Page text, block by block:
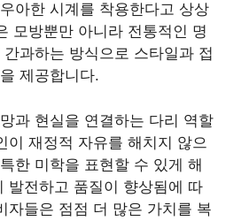
아한 시계를 착용한다고 상상
모방뿐만 아니라 전통적인 명
과하는 방식으로 스타일과 접
제공합니다.
과 현실을 연결하는 다리 역할
이 재정적 자유를 해치지 않으
한 미학을 표현할 수 있게 해
발전하고 품질이 향상됨에 따
자들은 점점 더 많은 가치를 복